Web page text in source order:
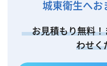
城東衛生へお
お見積もり無料
わせく